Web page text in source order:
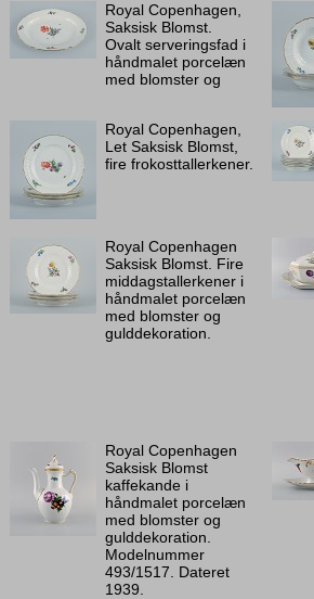
Royal Copenhagen,
Saksisk Blomst.
Ovalt serveringsfad i
håndmalet porcelæn
med blomster og
Royal Copenhagen,
Let Saksisk Blomst,
fire frokosttallerkener.
Royal Copenhagen
Saksisk Blomst. Fire
middagstallerkener i
håndmalet porcelæn
med blomster og
gulddekoration.
Royal Copenhagen
Saksisk Blomst
kaffekande i
håndmalet porcelæn
med blomster og
gulddekoration.
Modelnummer
493/1517. Dateret
1939.